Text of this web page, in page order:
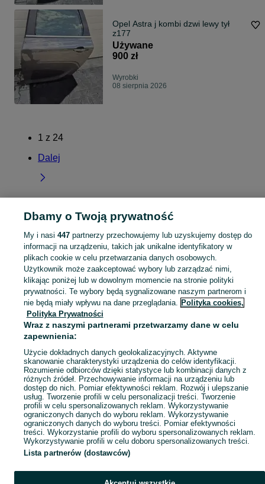
Opel Astra j kombi dzwi lewy tył
z177
Używane
900 zł
Wyrobki
08 sierpnia 2026
1 z 24
Dalej
Strona główna Kujawsko-pomorskie Wyrobki
KATEGORIA
Skorzystaj z największego serwisu ogłoszeniowego - Wyrobki i okolice! Kupuj to, czego pragniesz i sprzedawaj to, czego już nie potrzebujesz! Zobacz
Mapa kategorii
Mapa miejscowości
Mapa ministron
Popularne wyszukiwania
Dbamy o Twoją prywatność
My i nasi 447partnerzy przechowujemy lub uzyskujemy dostęp do
informacji na urządzeniu, takich jak unikalne identyfikatory w
plikach cookie w celu przetwarzania danych osobowych.
Użytkownik może zaakceptować wybory lub zarządzać nimi,
klikając poniżej lub w dowolnym momencie na stronie polityki
prywatności. Te wybory będą sygnalizowane naszym partnerom i
nie będą miały wpływu na dane przeglądania. Polityka cookies,
Polityka Prywatności
Wraz z naszymi partnerami przetwarzamy dane w celu
zapewnienia:
Użycie dokładnych danych geolokalizacyjnych. Aktywne
skanowanie charakterystyki urządzenia do celów identyfikacji.
Rozumienie odbiorców dzięki statystyce lub kombinacji danych z
różnych źródeł. Przechowywanie informacji na urządzeniu lub
dostęp do nich. Pomiar efektywności reklam. Rozwój i ulepszanie
usług. Tworzenie profili w celu personalizacji treści. Tworzenie
profili w celu spersonalizowanych reklam. Wykorzystywanie
ograniczonych danych do wyboru reklam. Wykorzystywanie
ograniczonych danych do wyboru treści. Pomiar efektywności
treści. Wykorzystanie profili do wyboru spersonalizowanych reklam.
Wykorzystywanie profili w celu doboru spersonalizowanych treści.
Lista partnerów (dostawców)